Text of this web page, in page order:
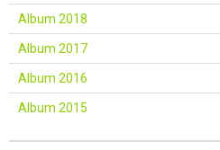
Album 2018
Album 2017
Album 2016
Album 2015